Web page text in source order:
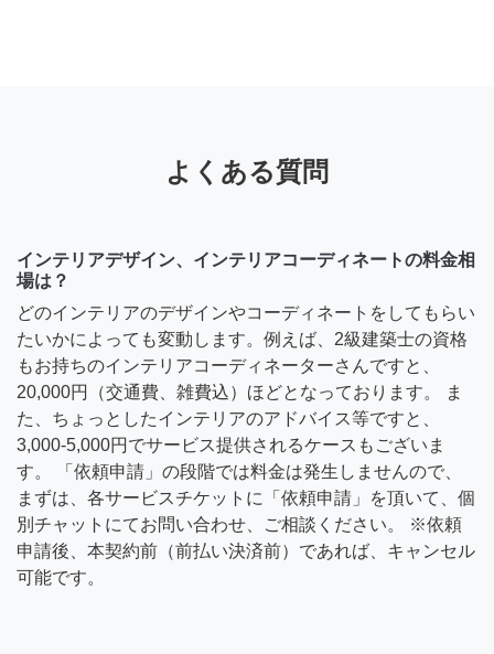
よくある質問
インテリアデザイン、インテリアコーディネートの料金相
場は？
どのインテリアのデザインやコーディネートをしてもらい
たいかによっても変動します。例えば、2級建築士の資格
もお持ちのインテリアコーディネーターさんですと、
20,000円（交通費、雑費込）ほどとなっております。 ま
た、ちょっとしたインテリアのアドバイス等ですと、
3,000-5,000円でサービス提供されるケースもございま
す。 「依頼申請」の段階では料金は発生しませんので、
まずは、各サービスチケットに「依頼申請」を頂いて、個
別チャットにてお問い合わせ、ご相談ください。 ※依頼
申請後、本契約前（前払い決済前）であれば、キャンセル
可能です。